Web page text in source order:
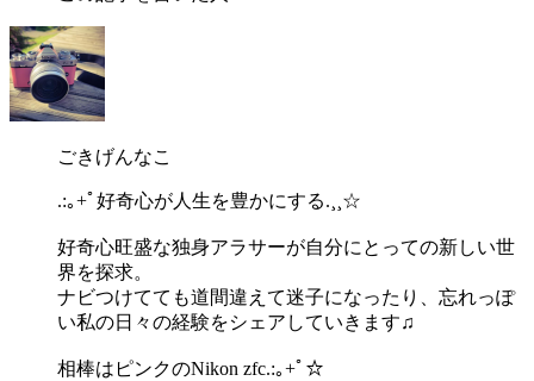
ごきげんなこ
.:｡+ﾟ好奇心が人生を豊かにする.¸¸☆
好奇心旺盛な独身アラサーが自分にとっての新しい世
界を探求。
ナビつけてても道間違えて迷子になったり、忘れっぽ
い私の日々の経験をシェアしていきます♫
相棒はピンクのNikon zfc.:｡+ﾟ☆